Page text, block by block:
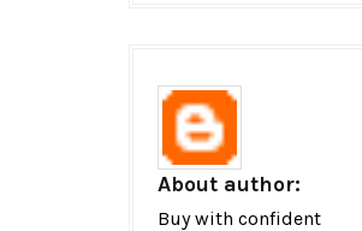
About author:
Buy with confident